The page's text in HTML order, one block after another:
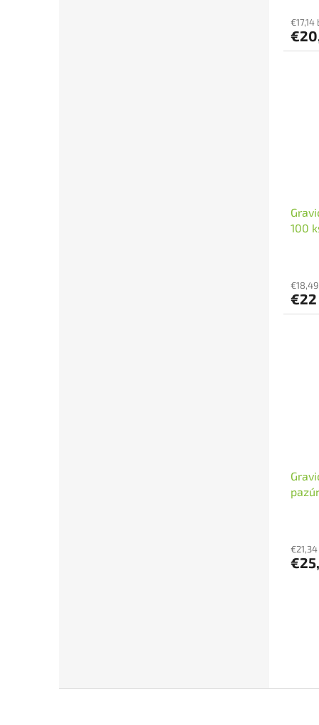
€17,14
100
€22